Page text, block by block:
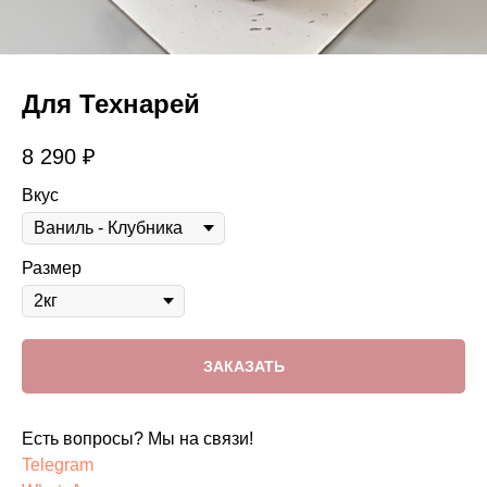
Для Технарей
8 290 ₽
Вкус
Размер
ЗАКАЗАТЬ
Есть вопросы? Мы на связи!
Telegram